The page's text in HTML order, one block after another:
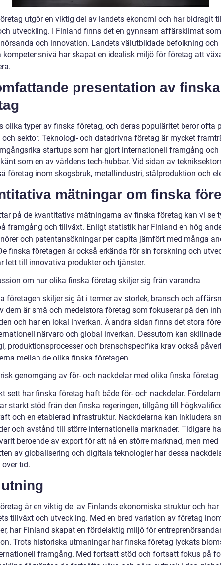
utgör en viktig del av landets ekonomi och har bidragit
utveckling. I Finland finns det en gynnsam affärsklimat
och innovation. Landets välutbildade befolkning och
kompetensnivå har skapat en idealisk miljö för företag att
presentation av finska
olika typer av finska företag, och deras populäritet beror ofta
och sektor. Teknologi- och datadrivna företag är mycket
startups som har gjort internationell framgång och
som en av världens tech-hubbar. Vid sidan av
företag inom skogsbruk, metallindustri, stålproduktion och
mätningar om finska
på de kvantitativa mätningarna av finska företag kan vi se
framgång och tillväxt. Enligt statistik har Finland en hög
och patentansökningar per capita jämfört med många
finska företagen är också erkända för sin forskning och
lett till innovativa produkter och tjänster.
om hur olika finska företag skiljer sig från varandra
företagen skiljer sig åt i termer av storlek, bransch och
dem är små och medelstora företag som fokuserar på den
och har en lokal inverkan. Å andra sidan finns det stora
närvaro och global inverkan. Dessutom kan
produktionsprocesser och branschspecifika krav också
mellan de olika finska företagen.
genomgång av för- och nackdelar med olika finska företag
sett har finska företag haft både för- och nackdelar.
starkt stöd från den finska regeringen, tillgång till
och en etablerad infrastruktur. Nackdelarna kan inkludera
och avstånd till större internationella marknader. Tidigare
beroende av export för att nå en större marknad, men med
av globalisering och digitala teknologier har dessa
tid.
är en viktig del av Finlands ekonomiska struktur och
tillväxt och utveckling. Med en bred variation av företag
har Finland skapat en fördelaktig miljö för
Trots historiska utmaningar har finska företag lyckats
framgång. Med fortsatt stöd och fortsatt fokus på